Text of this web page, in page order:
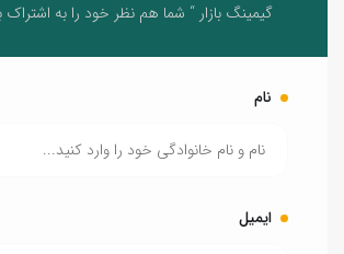
گیمینگ بازار “ شما هم نظر خود را به اشتراک
نام
ایمیل